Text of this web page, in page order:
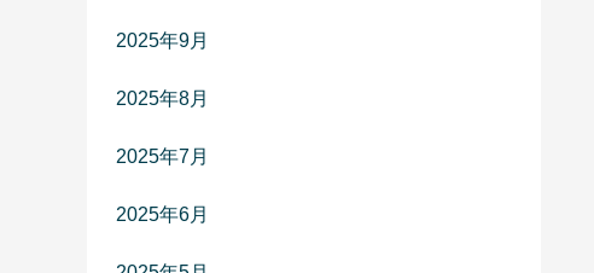
2025年9月
2025年8月
2025年7月
2025年6月